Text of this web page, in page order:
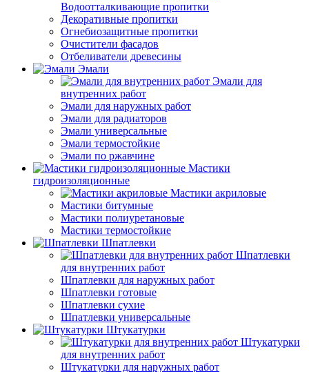
Водоотталкивающие пропитки
Декоративные пропитки
Огнебиозащитные пропитки
Очистители фасадов
Отбеливатели древесины
Эмали
Эмали для
внутренних работ
Эмали для наружных работ
Эмали для радиаторов
Эмали универсальные
Эмали термостойкие
Эмали по ржавчине
Мастики
гидроизоляционные
Мастики акриловые
Мастики битумные
Мастики полиуретановые
Мастики термостойкие
Шпатлевки
Шпатлевки
для внутренних работ
Шпатлевки для наружных работ
Шпатлевки готовые
Шпатлевки сухие
Шпатлевки универсальные
Штукатурки
Штукатурки
для внутренних работ
Штукатурки для наружных работ